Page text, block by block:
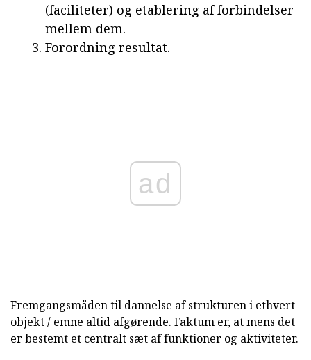
(faciliteter) og etablering af forbindelser
mellem dem.
Forordning resultat.
ad
Fremgangsmåden til dannelse af strukturen i ethvert
objekt / emne altid afgørende. Faktum er, at mens det
er bestemt et centralt sæt af funktioner og aktiviteter.